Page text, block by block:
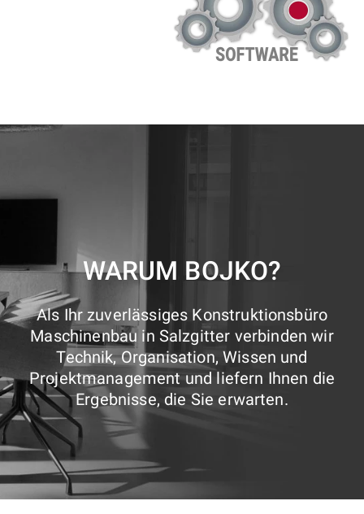
WARUM BOJKO?
Als Ihr zuverlässiges Konstruktionsbüro
Maschinenbau in Salzgitter verbinden wir
Technik, Organisation, Wissen und
Projektmanagement und liefern Ihnen die
Ergebnisse, die Sie erwarten.